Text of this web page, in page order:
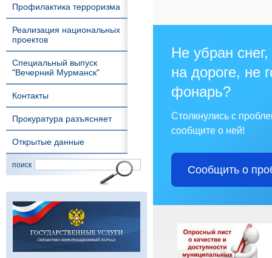
Профилактика терроризма
Реализация национальных
проектов
Специальный выпуск
"Вечерний Мурманск"
Контакты
Прокуратура разъясняет
Открытые данные
поиск
Не убран
на дороге, не
фонарь?
Столкнулись с
сообщите о ней!
Сообщить о